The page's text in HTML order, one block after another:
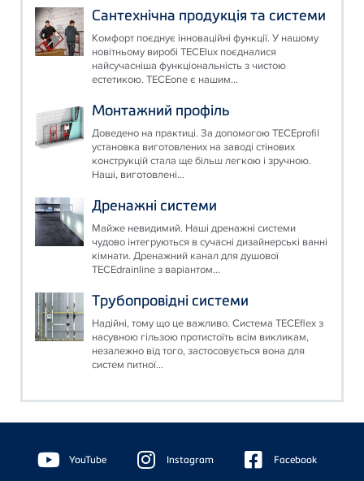
Сантехнічна продукція та системи
Комфорт поєднує інноваційні функції. У нашому
новітньому виробі TECElux поєдналися
найсучасніша функціональність з чистою
естетикою. TECEone є нашим...
Монтажний профіль
Доведено на практиці. За допомогою TECEprofil
установка виготовлених на заводі стінових
конструкцій стала ще більш легкою і зручною.
Наші, виготовлені...
Дренажні системи
Майже невидимий. Наші дренажні системи
чудово інтегруються в сучасні дизайнерські ванні
кімнати. Дренажний канал для душової
TECEdrainline з варіантом...
Трубопровідні системи
Надійні, тому що це важливо. Система TECEflex з
насувною гільзою протистоїть всім викликам,
незалежно від того, застосовується вона для
систем питної...
Floating
Sidebar YouTube Instagram Facebook